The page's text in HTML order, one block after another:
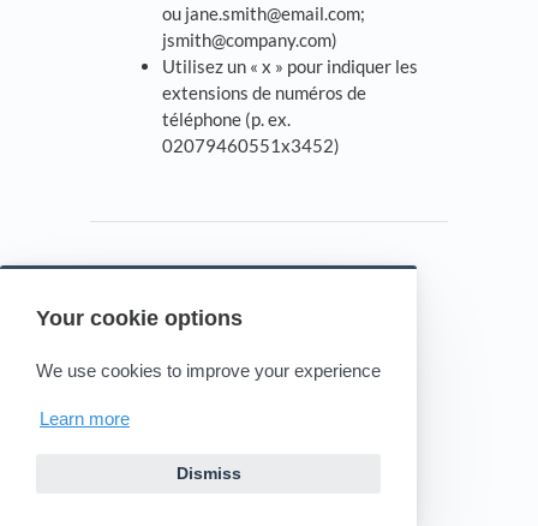
Your cookie options
We use cookies to improve your experience
Learn more
Dismiss
ou jane.smith@email.com;
jsmith@company.com)
Utilisez un « x » pour indiquer les
extensions de numéros de
téléphone (p. ex.
02079460551x3452)
Powered by HelpDocs